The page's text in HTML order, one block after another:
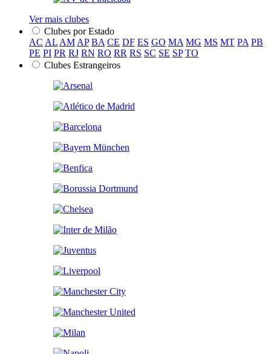
Ver mais clubes
Clubes por Estado
AC AL AM AP BA CE DF ES GO MA MG MS MT PA PB
PE PI PR RJ RN RO RR RS SC SE SP TO
Clubes Estrangeiros